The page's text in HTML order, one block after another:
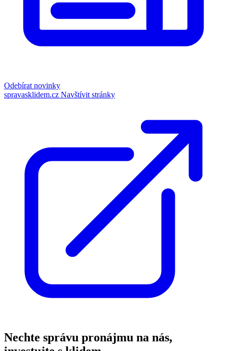
Odebírat novinky
spravasklidem.cz Navštívit stránky
Nechte správu pronájmu na nás,